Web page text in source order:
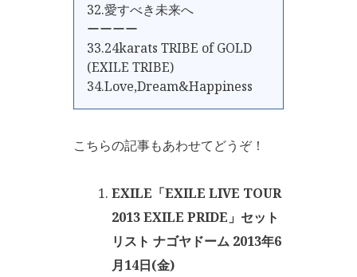
32.愛すべき未来へ
ーーーー
33.24karats TRIBE of GOLD
(EXILE TRIBE)
34.Love,Dream&Happiness
こちらの記事もあわせてどうぞ！
EXILE「EXILE LIVE TOUR
2013 EXILE PRIDE」セット
リスト ナゴヤドーム 2013年6
月14日(金)